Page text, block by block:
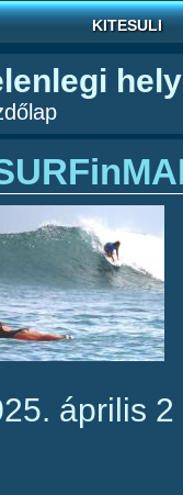
KITESULI
hely
április 2